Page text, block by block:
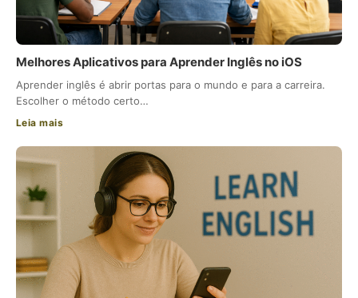
Melhores Aplicativos para Aprender Inglês no iOS
Aprender inglês é abrir portas para o mundo e para a carreira.
Escolher o método certo…
Leia mais